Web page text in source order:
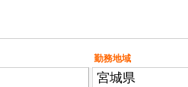
勤務地域